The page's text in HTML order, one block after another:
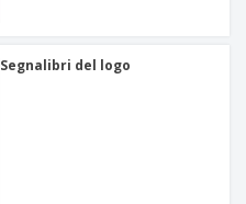
Segnalibri del logo